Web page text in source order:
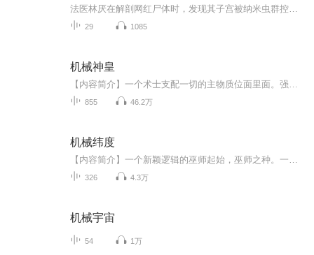
29 1085
机械神皇
855 46.2万
机械纬度
326 4.3万
机械宇宙
54 1万